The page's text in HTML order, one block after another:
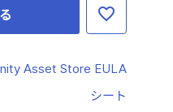
Asset Store EULA
シート